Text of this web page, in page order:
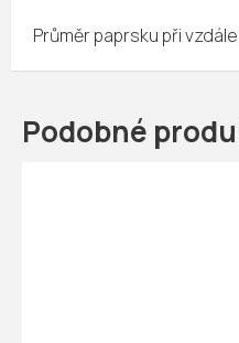
Průměr paprsku při